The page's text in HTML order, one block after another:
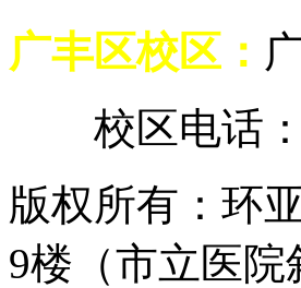
广丰区校区：
校区电话
版权所有 ： 环
9楼（市立医院